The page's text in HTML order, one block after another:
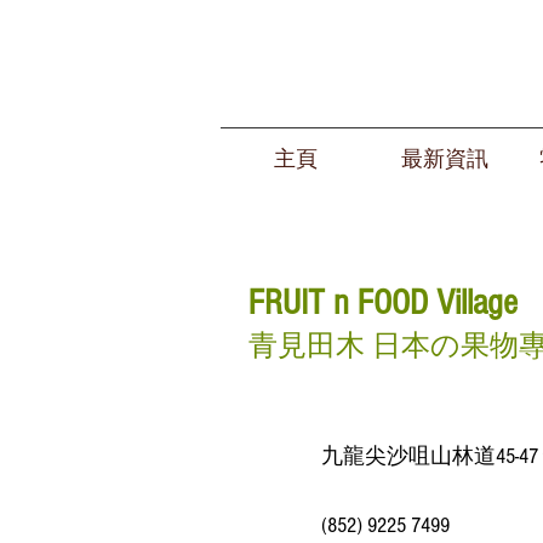
主頁 最新資訊
FRUIT n FOOD Village
青見田木 日本の果物
九龍尖沙咀山林道45-
(852) 9225 7499